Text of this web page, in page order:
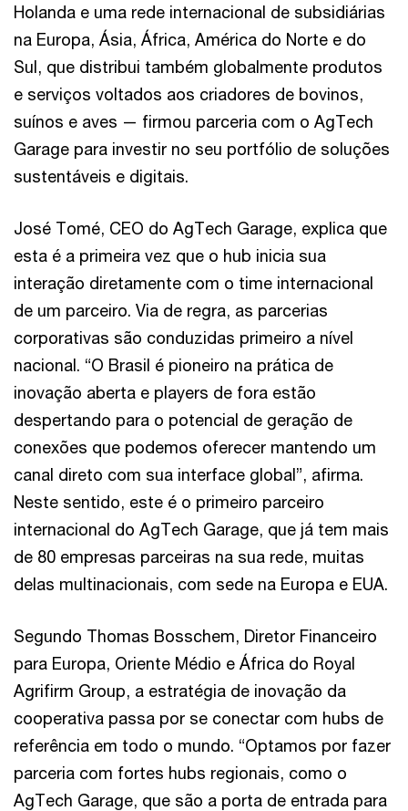
Holanda e uma rede internacional de subsidiárias
na Europa, Ásia, África, América do Norte e do
Sul, que distribui também globalmente produtos
e serviços voltados aos criadores de bovinos,
suínos e aves — firmou parceria com o AgTech
Garage para investir no seu portfólio de soluções
sustentáveis e digitais.
José Tomé, CEO do AgTech Garage, explica que
esta é a primeira vez que o hub inicia sua
interação diretamente com o time internacional
de um parceiro. Via de regra, as parcerias
corporativas são conduzidas primeiro a nível
nacional. “O Brasil é pioneiro na prática de
inovação aberta e players de fora estão
despertando para o potencial de geração de
conexões que podemos oferecer mantendo um
canal direto com sua interface global”, afirma.
Neste sentido, este é o primeiro parceiro
internacional do AgTech Garage, que já tem mais
de 80 empresas parceiras na sua rede, muitas
delas multinacionais, com sede na Europa e EUA.
Segundo Thomas Bosschem, Diretor Financeiro
para Europa, Oriente Médio e África do Royal
Agrifirm Group, a estratégia de inovação da
cooperativa passa por se conectar com hubs de
referência em todo o mundo. “Optamos por fazer
parceria com fortes hubs regionais, como o
AgTech Garage, que são a porta de entrada para